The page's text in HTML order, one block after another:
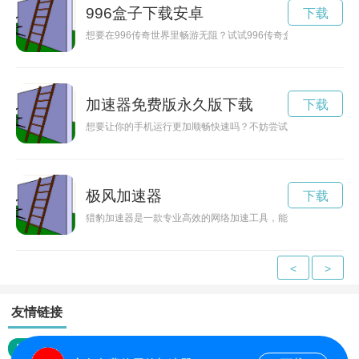
996盒子下载安卓
想要在996传奇世界里畅游无阻？试试996传奇盒子加速器吧！
下载
加速器免费版永久版下载
想要让你的手机运行更加顺畅快速吗？不妨尝试下载一个加速
下载
极风加速器
猎豹加速器是一款专业高效的网络加速工具，能够帮助用户解
下载
< >
友情链接
网站地图